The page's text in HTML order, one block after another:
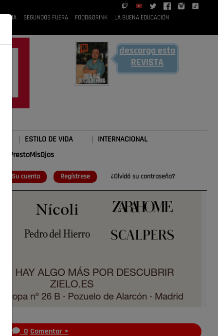
RUBIA SEGUNDOS FUERA FOOD&DRINK
LA BUENA EDUCACIÓN
descarga esta
REVISTA
ESTILO DE VIDA INTERNACIONAL
#TePrestoMisOjos
Su cuenta Regístrese ¿Olvidó su contraseña?
0 Comentar >